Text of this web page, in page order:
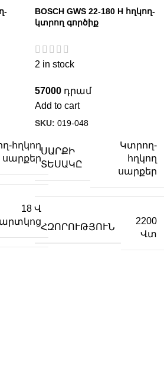
հղկող
սարքեր
18 Վ
BOSCH GWS 22-180 H հղկող-
կտրող գործիք
2 in stock
57000
Add to cart
SKU: 019-048
ՍԱՐՔԻ
ՏԵՍԱԿԸ
Կտրող-
հղկող
սարքեր
ՀԶՈՐՈՒԹՅՈՒՆ
2200
Վտ